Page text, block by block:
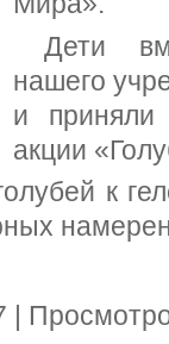
Дети
нашего
и приняли
акции
к
|